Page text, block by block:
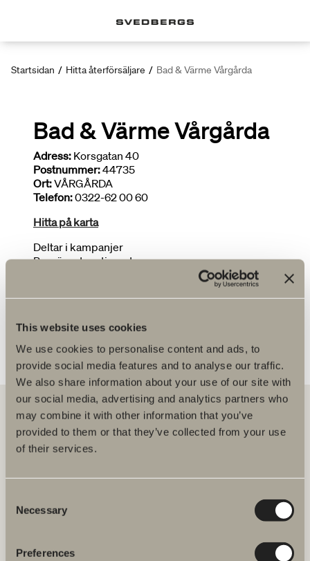
This website uses cookies
We use cookies to personalise content and ads, to
provide social media features and to analyse our traffic.
We also share information about your use of our site with
our social media, advertising and analytics partners who
may combine it with other information that you’ve
provided to them or that they’ve collected from your use
of their services.
Selection
Necessary
Preferences
Startsidan / Hitta återförsäljare / Bad & Värme Vårgårda
Bad & Värme Vårgårda
Adress: Korsgatan 40
Postnummer:44735
Ort:VÅRGÅRDA
Telefon:0322-62 00 60
Hitta på karta
Deltar i kampanjer
Begränsat sortiment
Hos oss hittar du allt för hela badrummet. Från badrumsmöbler,
tvättställ och blandare till duschar, badkar, handdukstorkar och WC.
514 60 Dalstorp